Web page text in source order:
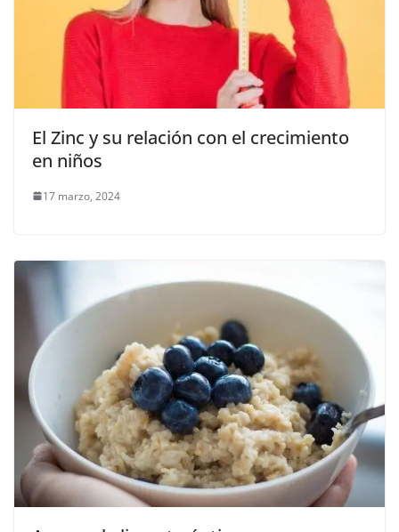
El Zinc y su relación con el crecimiento
en niños
17 marzo, 2024